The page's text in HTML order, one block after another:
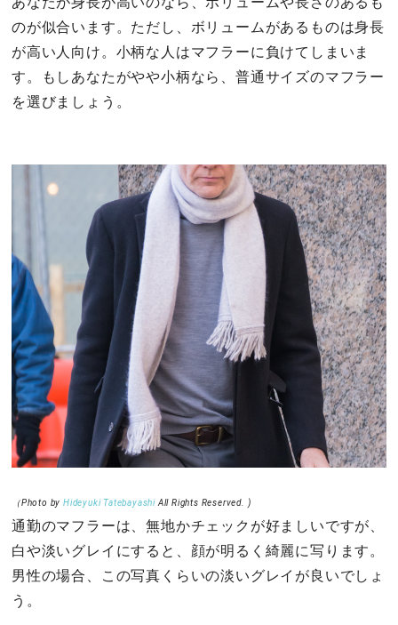
のが似合います。ただし、ボリュームがあるものは身長
が高い人向け。小柄な人はマフラーに負けてしまいま
す。もしあなたがやや小柄なら、普通サイズのマフラー
を選びましょう。
（Photo by Hideyuki TatebayashiAll Rights Reserved. )
通勤のマフラーは、無地かチェックが好ましいですが、
白や淡いグレイにすると、顔が明るく綺麗に写ります。
男性の場合、この写真くらいの淡いグレイが良いでしょ
う。